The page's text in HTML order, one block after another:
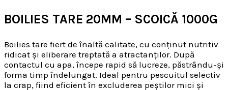
BOILIES TARE 20MM – SCOICĂ 1000G
Boilies tare fiert de înaltă calitate, cu conținut nutritiv
ridicat și eliberare treptată a atractanților. După
contactul cu apa, începe rapid să lucreze, păstrându-și
forma timp îndelungat. Ideal pentru pescuitul selectiv
la crap, fiind eficient în excluderea peștilor mici și